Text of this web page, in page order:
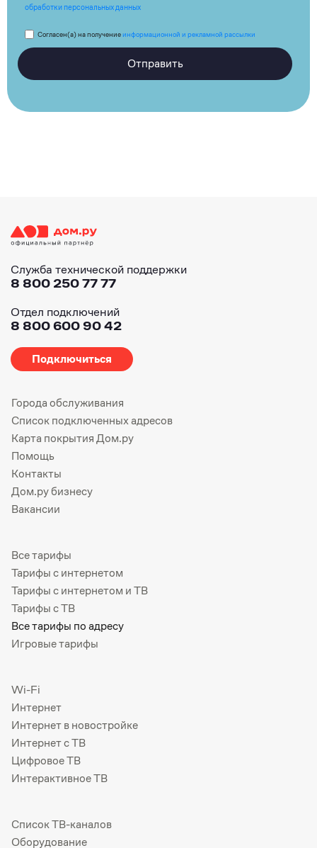
обработки персональных данных
Согласен(а) на получениеинформационной и рекламной рассылки
Отправить
Служба технической поддержки
8 800 250 77 77
Отдел подключений
8 800 600 90 42
Подключиться
Города обслуживания
Список подключенных адресов
Карта покрытия Дом.ру
Помощь
Контакты
Дом.ру бизнесу
Вакансии
Все тарифы
Тарифы с интернетом
Тарифы с интернетом и ТВ
Тарифы с ТВ
Все тарифы по адресу
Игровые тарифы
Wi-Fi
Интернет
Интернет в новостройке
Интернет с ТВ
Цифровое ТВ
Интерактивное ТВ
Список ТВ-каналов
Оборудование